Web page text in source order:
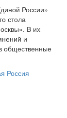
России»
стола
В их
и
общественные
Россия